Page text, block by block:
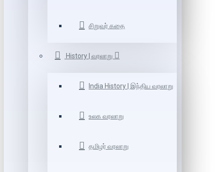
சிறுவர் கதை
History | வரலாறு
India History | இந்திய வரலாறு
உலக வரலாறு
தமிழர் வரலாறு